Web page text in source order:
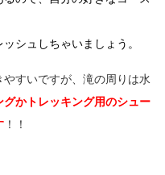
シュしちゃいましょう。
すいですが、滝の周りは水
グかトレッキング用のシュー
！！